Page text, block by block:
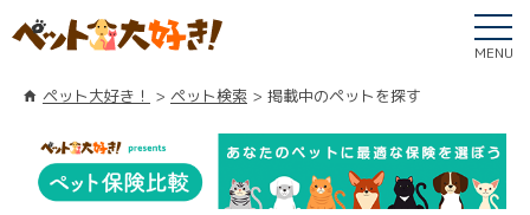
MENU
ペット大好き！ ペット検索 掲載中のペットを探す